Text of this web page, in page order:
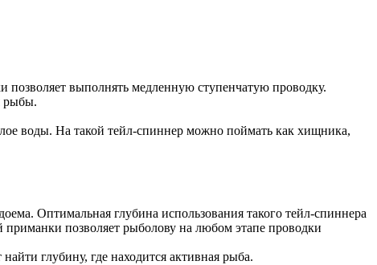
выполнять медленную ступенчатую проводку.
рыбы.
воды. На такой тейл-спиннер можно поймать как хищника,
Оптимальная глубина использования такого тейл-спиннера
приманки позволяет рыболову на любом этапе проводки
глубину, где находится активная рыба.